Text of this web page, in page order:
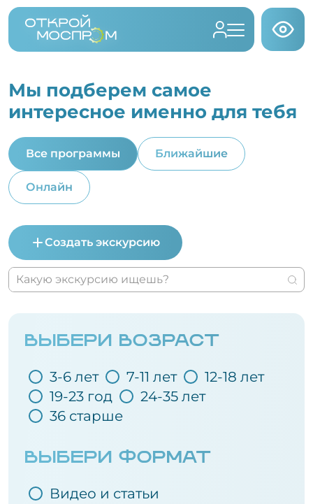
Мы подберем самое
интересное именно для тебя
Все программы Ближайшие
Онлайн
Создать экскурсию
ВЫБЕРИ ВОЗРАСТ
3-6 лет 7-11 лет
12-18 лет
19-23 год
24-35 лет
36 старше
ВЫБЕРИ ФОРМАТ
Видео и статьи